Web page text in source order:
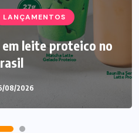
LANÇAMENTOS
leite proteico no
08/2026